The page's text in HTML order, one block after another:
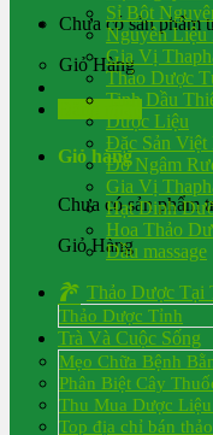
Chưa có sản phẩm
Giỏ Hàng
Đăng nhập
Giỏ hàng
Chưa có sản phẩm
Giỏ Hàng
Sỉ Bột
Nguyên Liệu
Gia Vị
Thảo Dược
Tinh Dầu
Dược Liệu
Đặc Sản Việt
Đồ Ngâm
Gia Vị
Hạt Dinh
Hoa Thảo
Dầu massage
Thảo Dược Tại
Thảo Dược Tỉnh
Trà Và Cuộc Sống
Mẹo Chữa Bệnh
Phân Biệt Cây
Thu Mua Dược Liệu
Top địa chỉ bán